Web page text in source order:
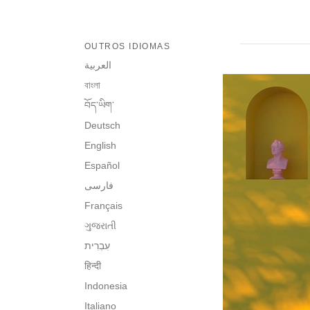
OUTROS IDIOMAS
العربية
বাংলা
བོད་ཡིག་
Deutsch
English
Español
فارسی
Français
ગુજરાતી
हिन्दी
Indonesia
Italiano